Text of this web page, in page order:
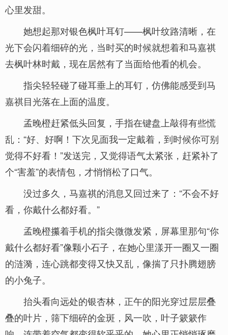
心里发甜。
她想起那对银色枫叶耳钉——枫叶纹路清晰，在
光下会闪着细碎的光，当时买的时候就想着和马嘉祺
去枫叶林时戴，现在居然有了当面给他看的机会。
指尖轻轻碰了碰耳垂上的耳钉，仿佛能感受到马
嘉祺目光落在上面的温度。
孟晚橙赶紧低头回复，手指在键盘上敲得有些慌
乱：“好、好啊！下次见面我一定戴着，到时候你可别
觉得不好看！”发送完，又觉得语气太紧张，赶紧补了
个“害羞”的表情包，才悄悄松了口气。
没过多久，马嘉祺的消息又回过来了：“不会不好
看，你戴什么都好看。”
孟晚橙攥着手机的指尖微微发紧，屏幕里那句“你
戴什么都好看”像颗小石子，在她心里漾开一圈又一圈
的涟漪，连心跳都变得又快又乱，像揣了只扑腾翅膀
的小兔子。
抬头看向远处的银杏林，正午的阳光穿过层层叠
叠的叶片，筛下细碎的金斑，风一吹，叶子簌簌作